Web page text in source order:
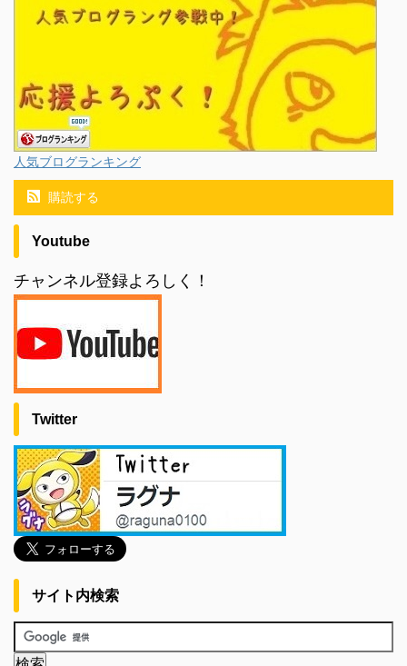
人気ブログランキング
購読する
Youtube
チャンネル登録よろしく！
Twitter
サイト内検索